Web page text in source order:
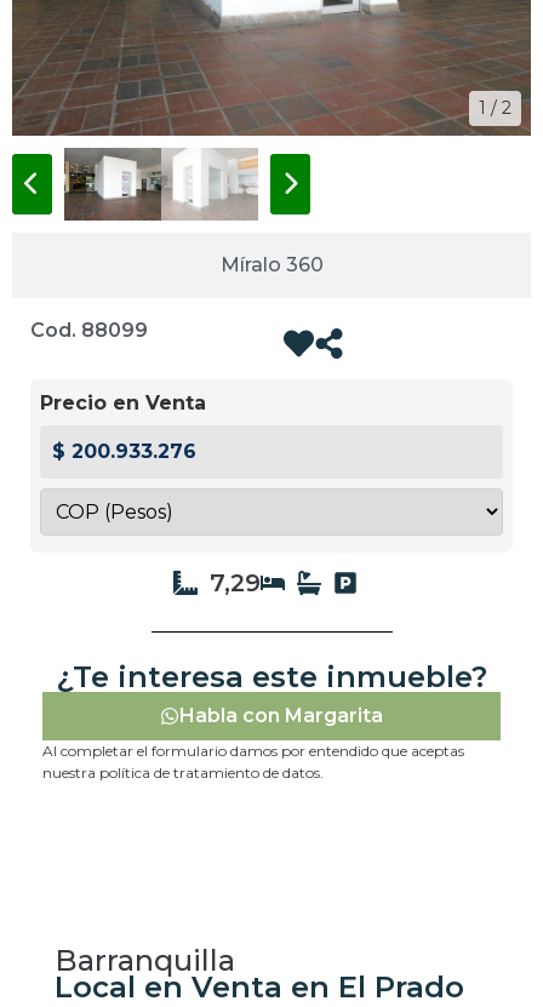
Míralo 360
1 / 2
Cod. 88099
Precio en Venta
$ 200.933.276
7,29
¿Te interesa este inmueble?
Habla con Margarita
Al completar el formulario damos por entendido que aceptas
nuestra política de tratamiento de datos.
Barranquilla
Local en Venta en El Prado